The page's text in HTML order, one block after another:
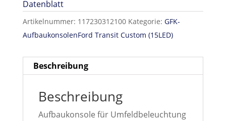
Datenblatt
Artikelnummer: 117230312100 Kategorie: GFK-
AufbaukonsolenFord Transit Custom (15LED)
Beschreibung
Beschreibung
Aufbaukonsole für Umfeldbeleuchtung